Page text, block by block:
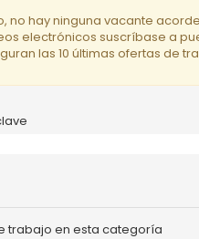
no hay ninguna vacante
electrónicos suscríbase a
las 10 últimas ofertas de
trabajo en esta categoría